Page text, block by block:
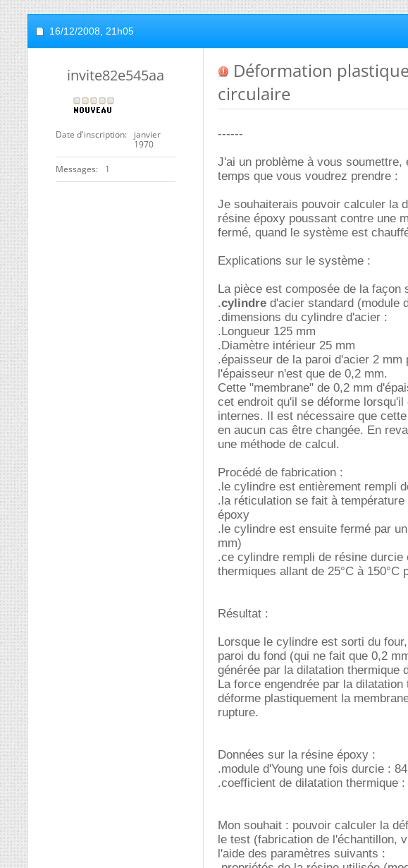
16/12/2008, 21h05
invite82e545aa
Date d'inscription
janvier
1970
Messages 1
Déformation
circulaire
------
J'ai un problème à vous
temps que vous voudrez prendre :
Je souhaiterais pouvoir calculer la
résine époxy poussant contre une
fermé, quand le système est
Explications sur le système :
La pièce est composée de la façon
.cylindre d'acier standard (module
.dimensions du cylindre d'acier :
.Longueur 125 mm
.Diamètre intérieur 25 mm
.épaisseur de la paroi d'acier 2
l'épaisseur n'est que de 0,2 mm.
Cette "membrane" de 0,2 mm
cet endroit qu'il se déforme
internes. Il est nécessaire que
en aucun cas être changée. En
une méthode de calcul.
Procédé de fabrication :
.le cylindre est entièrement rempli
.la réticulation se fait à
époxy
.le cylindre est ensuite fermé par
mm)
.ce cylindre rempli de résine
thermiques allant de 25°C à
Résultat :
Lorsque le cylindre est sorti du
paroi du fond (qui ne fait que 0,2
générée par la dilatation thermique
La force engendrée par la
déforme plastiquement la
rupture.
Données sur la résine époxy :
.module d'Young une fois durcie :
.coefficient de dilatation thermique
Mon souhait : pouvoir calculer la
le test (fabrication de l'échantillon,
l'aide des paramètres suivants :